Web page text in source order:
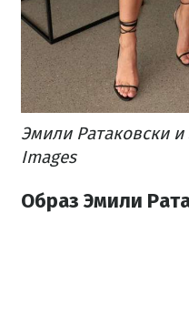
Эмили Ратаковски
Images
Образ Эмили